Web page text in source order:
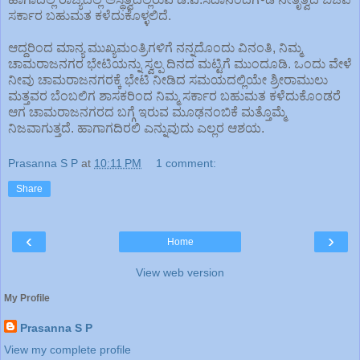
ಸರ್ಕಾರ ಬಹುಮತ ಕಳೆದುಕೊಳ್ಳಲಿದೆ.
ಆದ್ದರಿಂದ ಮಾನ್ಯ ಮುಖ್ಯಮಂತ್ರಿಗಳಿಗೆ ನನ್ನದೊಂದು ವಿನಂತಿ, ನಿಮ್ಮ
ಚಾಮರಾಜನಗರ ಭೇಟಿಯನ್ನು ಸ್ವಲ್ಪ ದಿನದ ಮಟ್ಟಿಗೆ ಮುಂದೂಡಿ. ಒಂದು ವೇಳೆ
ನೀವು ಚಾಮರಾಜನಗರಕ್ಕೆ ಭೇಟಿ ನೀಡಿದ ಸಮಯದಲ್ಲಿಯೇ ಶ್ರೀರಾಮುಲು
ಮತ್ತವರ ಬೆಂಬಲಿಗ ಶಾಸಕರಿಂದ ನಿಮ್ಮ ಸರ್ಕಾರ ಬಹುಮತ ಕಳೆದುಕೊಂಡರೆ
ಆಗ ಚಾಮರಾಜನಗರದ ಬಗ್ಗೆ ಇರುವ ಮೂಢನಂಬಿಕೆ ಮತ್ತೊಮ್ಮೆ
ನಿಜವಾಗುತ್ತದೆ. ಹಾಗಾಗದಿರಲಿ ಎನ್ನುವುದು ಎಲ್ಲರ ಆಶಯ.
Prasanna S P at 10:11 PM 1 comment:
Share
‹ ›
Home
View web version
My Profile
Prasanna S P
View my complete profile